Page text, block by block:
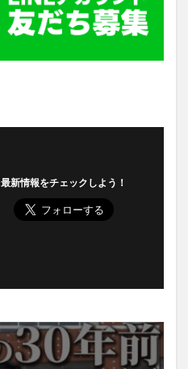
最新情報をチェックしよう！